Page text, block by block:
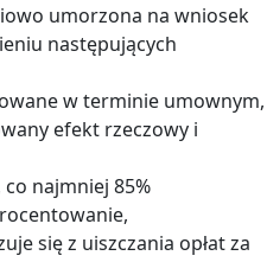
umorzona na wniosek
następujących
w terminie umownym,
efekt rzeczowy i
co najmniej 85%
się z uiszczania opłat za